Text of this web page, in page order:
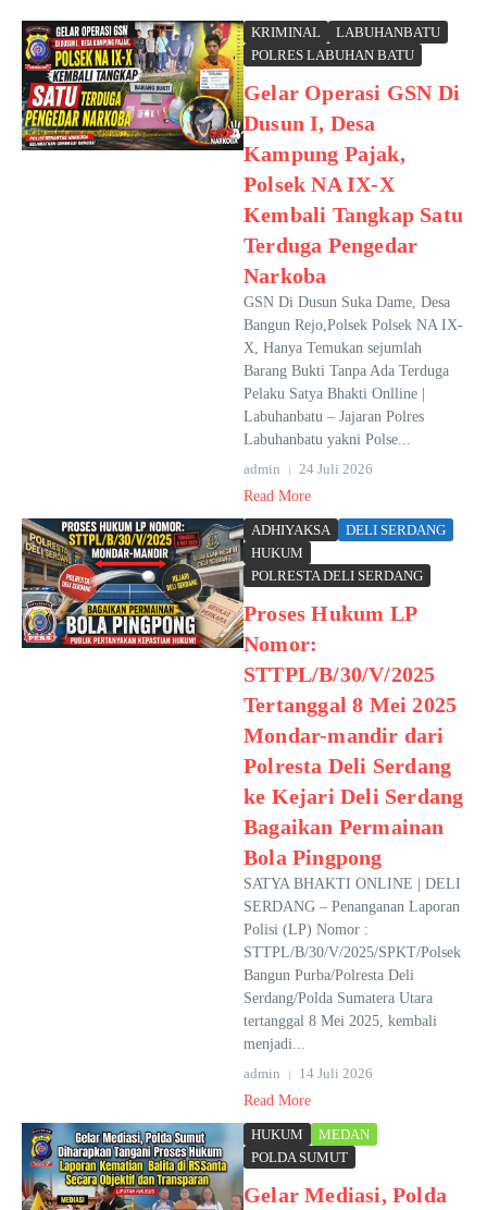
KRIMINAL
LABUHANBATU
POLRES LABUHAN BATU
Gelar Operasi GSN Di
Dusun I, Desa
Kampung Pajak,
Polsek NA IX-X
Kembali Tangkap Satu
Terduga Pengedar
Narkoba
GSN Di Dusun Suka Dame, Desa
Bangun Rejo,Polsek Polsek NA IX-
X, Hanya Temukan sejumlah
Barang Bukti Tanpa Ada Terduga
Pelaku Satya Bhakti Onlline |
Labuhanbatu – Jajaran Polres
Labuhanbatu yakni Polse...
admin
24 Juli 2026
Read More
ADHIYAKSA
DELI SERDANG
HUKUM
POLRESTA DELI SERDANG
Proses Hukum LP
Nomor:
STTPL/B/30/V/2025
Tertanggal 8 Mei 2025
Mondar-mandir dari
Polresta Deli Serdang
ke Kejari Deli Serdang
Bagaikan Permainan
Bola Pingpong
SATYA BHAKTI ONLINE | DELI
SERDANG – Penanganan Laporan
Polisi (LP) Nomor :
STTPL/B/30/V/2025/SPKT/Polsek
Bangun Purba/Polresta Deli
Serdang/Polda Sumatera Utara
tertanggal 8 Mei 2025, kembali
menjadi...
admin
14 Juli 2026
Read More
HUKUM
MEDAN
POLDA SUMUT
Gelar Mediasi, Polda